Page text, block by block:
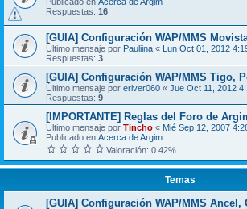
Respuestas: 16
[GUIA] Configuración WAP/MMS
Último mensaje por Pauliina «
Lun Oct 01, 2012
Respuestas: 3
[GUIA] Configuración WAP/MMS Tigo,
Último mensaje por eriver060 « Jue Oct 11, 2012
Respuestas: 9
[IMPORTANTE] Reglas del Foro de
Último mensaje por Tincho « Mié Sep 12, 2007
Publicado en Acerca de Argim
Valoración: 0.42%
Temas
[GUIA] Configuración WAP/MMS Ancel,